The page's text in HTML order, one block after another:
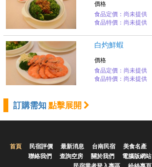
價格
食品定價：尚未提供
食品特價：尚未提供
白灼鮮蝦
價格
食品定價：尚未提供
食品特價：尚未提供
訂購需知 點擊展開
首頁 民宿評價 最新消息 台南民宿 美食名產
聯絡我們
查詢空房 關於我們 電腦版網站